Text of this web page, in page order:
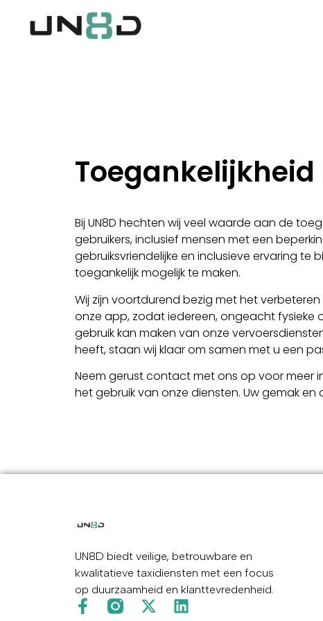
Toegankelijkheid
Bij UN8D hechten wij veel waarde aan de
gebruikers, inclusief mensen met een
gebruiksvriendelijke en inclusieve ervaring
toegankelijk mogelijk te maken.
Wij zijn voortdurend bezig met het
onze app, zodat iedereen, ongeacht
gebruik kan maken van onze
heeft, staan wij klaar om samen met u een
Neem gerust contact met ons op voor meer
het gebruik van onze diensten. Uw gemak en
UN8D biedt veilige, betrouwbare en
kwalitatieve taxidiensten met een focus
op duurzaamheid en klanttevredenheid.